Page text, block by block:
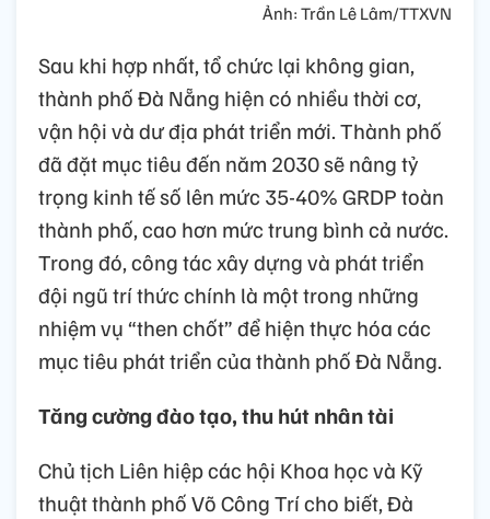
Ảnh: Trần Lê Lâm/TTXVN
Sau khi hợp nhất, tổ chức lại không gian,
thành phố Đà Nẵng hiện có nhiều thời cơ,
vận hội và dư địa phát triển mới. Thành phố
đã đặt mục tiêu đến năm 2030 sẽ nâng tỷ
trọng kinh tế số lên mức 35-40% GRDP toàn
thành phố, cao hơn mức trung bình cả nước.
Trong đó, công tác xây dựng và phát triển
đội ngũ trí thức chính là một trong những
nhiệm vụ “then chốt” để hiện thực hóa các
mục tiêu phát triển của thành phố Đà Nẵng.
Tăng cường đào tạo, thu hút nhân tài
Chủ tịch Liên hiệp các hội Khoa học và Kỹ
thuật thành phố Võ Công Trí cho biết, Đà